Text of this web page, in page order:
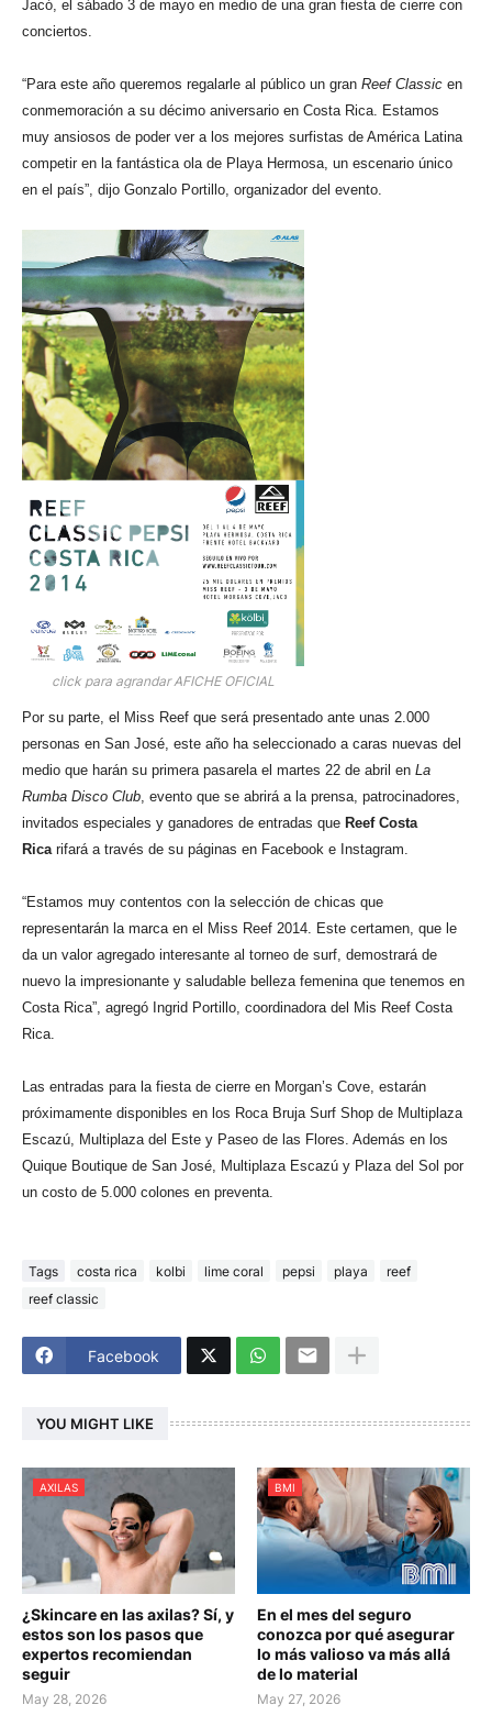
Jacó, el sábado 3 de mayo en medio de una gran fiesta de cierre con
conciertos.
“Para este año queremos regalarle al público un gran Reef Classic en
conmemoración a su décimo aniversario en Costa Rica. Estamos
muy ansiosos de poder ver a los mejores surfistas de América Latina
competir en la fantástica ola de Playa Hermosa, un escenario único
en el país”, dijo Gonzalo Portillo, organizador del evento.
click para agrandar AFICHE OFICIAL
Por su parte, el Miss Reef que será presentado ante unas 2.000
personas en San José, este año ha seleccionado a caras nuevas del
medio que harán su primera pasarela el martes 22 de abril en La
Rumba Disco Club, evento que se abrirá a la prensa, patrocinadores,
invitados especiales y ganadores de entradas que Reef Costa
Ricarifará a través de su páginas en Facebook e Instagram.
“Estamos muy contentos con la selección de chicas que
representarán la marca en el Miss Reef 2014. Este certamen, que le
da un valor agregado interesante al torneo de surf, demostrará de
nuevo la impresionante y saludable belleza femenina que tenemos en
Costa Rica”, agregó Ingrid Portillo, coordinadora del Mis Reef Costa
Rica.
Las entradas para la fiesta de cierre en Morgan’s Cove, estarán
próximamente disponibles en los Roca Bruja Surf Shop de Multiplaza
Escazú, Multiplaza del Este y Paseo de las Flores. Además en los
Quique Boutique de San José, Multiplaza Escazú y Plaza del Sol por
un costo de 5.000 colones en preventa.
Tags costa rica kolbi lime coral pepsi playa
reef
reef classic
Facebook
YOU MIGHT LIKE
AXILAS
¿Skincare en las axilas? Sí, y
estos son los pasos que
expertos recomiendan
seguir
May 28, 2026
BMI
En el mes del seguro
conozca por qué asegurar
lo más valioso va más allá
de lo material
May 27, 2026